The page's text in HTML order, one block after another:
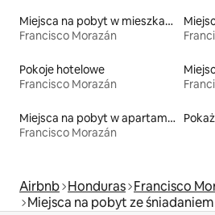
Miejsca na pobyt w mieszkaniach typu condo
Francisco Morazán
Pokoje hotelowe
Francisco Morazán
Miejsca na pobyt w apartamentach z obsługą
Francisco Morazán
Airbnb Honduras Francisco
Miejsca na pobyt ze śniadaniem